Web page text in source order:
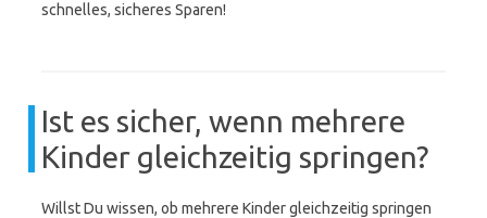
schnelles, sicheres Sparen!
Ist es sicher, wenn mehrere
Kinder gleichzeitig springen?
Willst Du wissen, ob mehrere Kinder gleichzeitig springen